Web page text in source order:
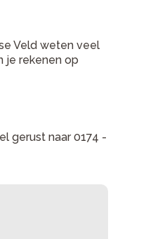
Veld weten veel
je rekenen op
gerust naar 0174 -